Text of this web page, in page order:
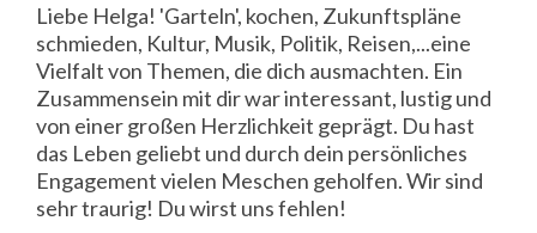
Liebe Helga! 'Garteln', kochen, Zukunftspläne
schmieden, Kultur, Musik, Politik, Reisen,...eine
Vielfalt von Themen, die dich ausmachten. Ein
Zusammensein mit dir war interessant, lustig und
von einer großen Herzlichkeit geprägt. Du hast
das Leben geliebt und durch dein persönliches
Engagement vielen Meschen geholfen. Wir sind
sehr traurig! Du wirst uns fehlen!